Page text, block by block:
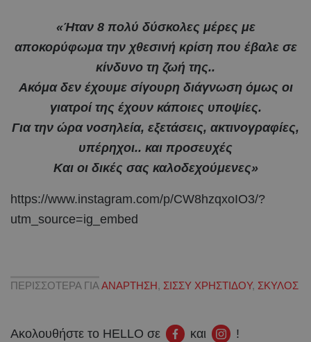
«Ήταν 8 πολύ δύσκολες μέρες με
αποκορύφωμα την χθεσινή κρίση που έβαλε σε
κίνδυνο τη ζωή της..
Ακόμα δεν έχουμε σίγουρη διάγνωση όμως οι
γιατροί της έχουν κάποιες υποψίες.
Για την ώρα νοσηλεία, εξετάσεις, ακτινογραφίες,
υπέρηχοι.. και προσευχές
Και οι δικές σας καλοδεχούμενες»
https://www.instagram.com/p/CW8hzqxoIO3/?
utm_source=ig_embed
ΠΕΡΙΣΣΟΤΕΡΑ ΓΙΑ ΑΝΑΡΤΗΣΗ, ΣΙΣΣΥ ΧΡΗΣΤΙΔΟΥ, ΣΚΥΛΟΣ
Ακολουθήστε το HELLO σε και !